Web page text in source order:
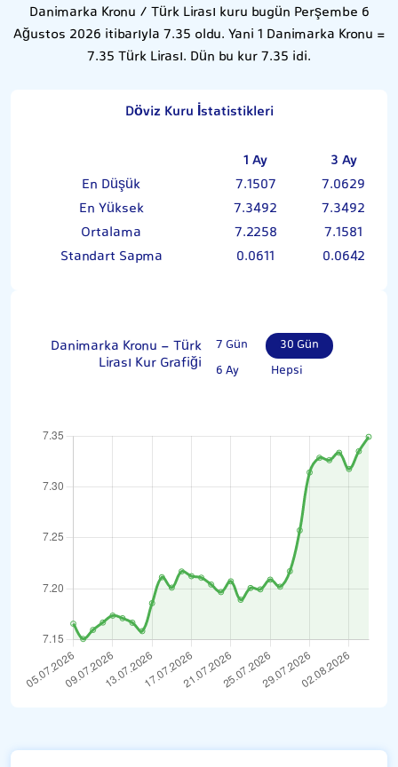
Danimarka Kronu / Türk Lirası kuru bugün Perşembe 6
Ağustos 2026 itibarıyla 7.35 oldu. Yani 1 Danimarka Kronu =
7.35 Türk Lirası. Dün bu kur 7.35 idi.
Döviz Kuru İstatistikleri
1 Ay
3 Ay
En Düşük
7.1507
7.0629
En Yüksek
7.3492
7.3492
Ortalama
7.2258
7.1581
Standart Sapma
0.0611 0.0642
Danimarka Kronu - Türk
Lirası Kur Grafiği
7 Gün
30 Gün
6 Ay
Hepsi